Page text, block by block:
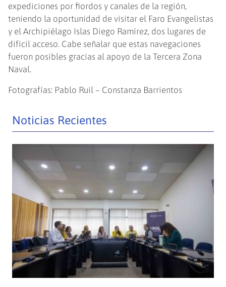
expediciones por fiordos y canales de la región,
teniendo la oportunidad de visitar el Faro Evangelistas
y el Archipiélago Islas Diego Ramírez, dos lugares de
difícil acceso. Cabe señalar que estas navegaciones
fueron posibles gracias al apoyo de la Tercera Zona
Naval.
Fotografías: Pablo Ruil – Constanza Barrientos
Noticias Recientes